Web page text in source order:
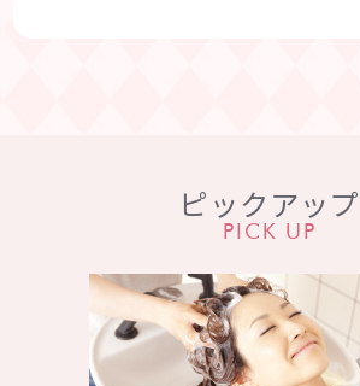
PICK UP
ピックアップ